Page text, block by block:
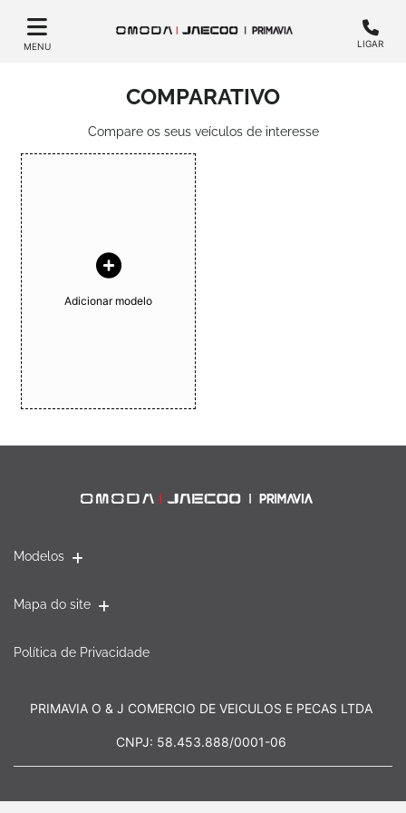
MENU LIGAR
COMPARATIVO
Compare os seus veículos de interesse
Adicionar modelo
Modelos
Mapa do site
Política de Privacidade
PRIMAVIA O & J COMERCIO DE VEICULOS E PECAS LTDA
CNPJ: 58.453.888/0001-06